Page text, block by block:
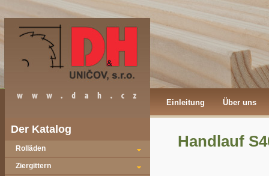
Einleitung Über uns
Der Katalog
Rolläden
Ziergittern
Handlauf